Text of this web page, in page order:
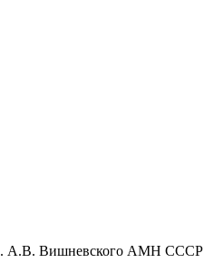
им. А.В. Вишневского АМН СССР